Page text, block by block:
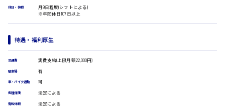
DTPオペレーター
校正・編集
販売・サービス・フード系
経営企画
広島市安芸区
休日・休暇
月9日程度(シフトによる)
※年間休日107日以上
待遇・福利厚生
交通費 実費支給(上限月額22,000円)
駐車場 有
車・バイク通勤 可
各種保険 法定による
有給休暇 法定による